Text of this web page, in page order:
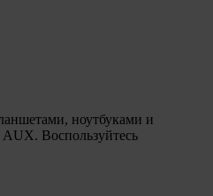
ноутбуками и
Воспользуйтесь